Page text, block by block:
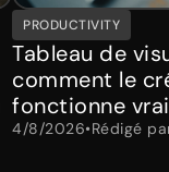
PRODUCTIVITY
Tableau de
comment le
fonctionne
4/8/2026•Rédigé